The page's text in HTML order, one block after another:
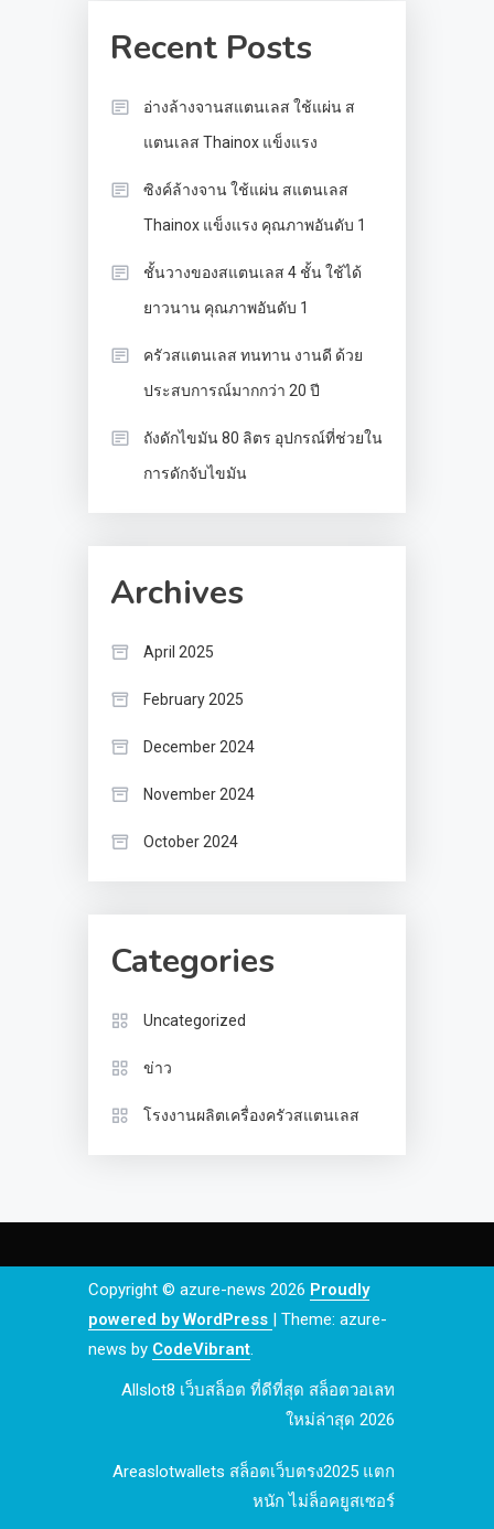
Recent Posts
อ่างล้างจานสแตนเลส ใช้แผ่น ส
แตนเลส Thainox แข็งแรง
ซิงค์ล้างจาน ใช้แผ่น สแตนเลส
Thainox แข็งแรง คุณภาพอันดับ 1
ชั้นวางของสแตนเลส 4 ชั้น ใช้ได้
ยาวนาน คุณภาพอันดับ 1
ครัวสแตนเลส ทนทาน งานดี ด้วย
ประสบการณ์มากกว่า 20 ปี
ถังดักไขมัน 80 ลิตร อุปกรณ์ที่ช่วยใน
การดักจับไขมัน
Archives
April 2025
February 2025
December 2024
November 2024
October 2024
Categories
Uncategorized
ข่าว
โรงงานผลิตเครื่องครัวสแตนเลส
Copyright © azure-news 2026 Proudly
powered by WordPress | Theme: azure-
news by CodeVibrant.
Allslot8 เว็บสล็อต ที่ดีที่สุด สล็อตวอเลท
ใหม่ล่าสุด 2026
Areaslotwallets สล็อตเว็บตรง2025 แตก
หนัก ไม่ล็อคยูสเซอร์